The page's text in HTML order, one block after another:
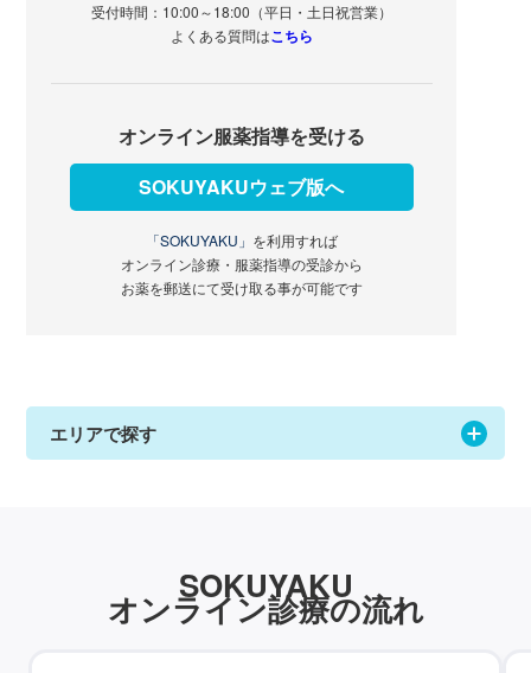
受付時間：10:00～18:00（平日・土日祝営業）
よくある質問はこちら
オンライン服薬指導を受ける
SOKUYAKUウェブ版へ
「SOKUYAKU」 を利用すれば
オンライン診療・服薬指導の受診から
お薬を郵送にて受け取る事が可能です
エリアで探す
SOKUYAKU
オンライン診療の流れ